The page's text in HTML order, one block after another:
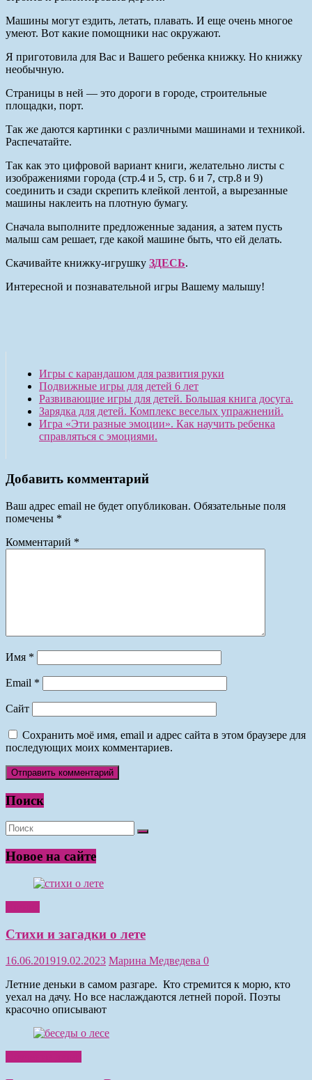
Машины могут ездить, летать, плавать. И еще очень многое
умеют. Вот какие помощники нас окружают.
Я приготовила для Вас и Вашего ребенка книжку. Но книжку
необычную.
Страницы в ней — это дороги в городе, строительные
площадки, порт.
Так же даются картинки с различными машинами и техникой.
Распечатайте.
Так как это цифровой вариант книги, желательно листы с
изображениями города (стр.4 и 5, стр. 6 и 7, стр.8 и 9)
соединить и сзади скрепить клейкой лентой, а вырезанные
машины наклеить на плотную бумагу.
Сначала выполните предложенные задания, а затем пусть
малыш сам решает, где какой машине быть, что ей делать.
Скачивайте книжку-игрушку ЗДЕСЬ.
Интересной и познавательной игры Вашему малышу!
Игры с карандашом для развития руки
Подвижные игры для детей 6 лет
Развивающие игры для детей. Большая книга досуга.
Зарядка для детей. Комплекс веселых упражнений.
Игра «Эти разные эмоции». Как научить ребенка
справляться с эмоциями.
Добавить комментарий
Ваш адрес email не будет опубликован. Обязательные поля
помечены *
Комментарий *
Имя *
Email *
Сайт
Сохранить моё имя, email и адрес сайта в этом браузере для
последующих моих комментариев.
Поиск
Новое на сайте
Стихи и загадки о лете
16.06.201919.02.2023 Марина Медведева 0
Летние деньки в самом разгаре. Кто стремится к морю, кто
уехал на дачу. Но все наслаждаются летней порой. Поэты
красочно описывают